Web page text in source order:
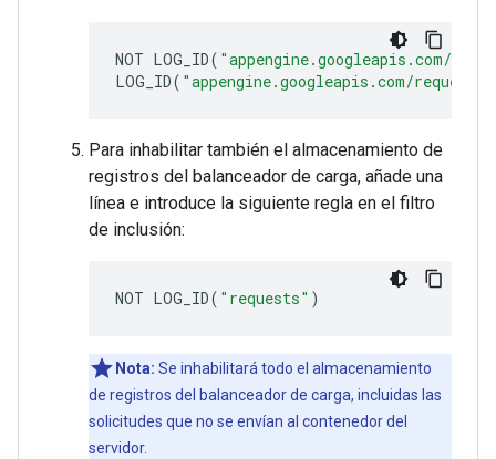
NOT LOG_ID( "appengine.googleapis.com/
LOG_ID( "appengine.googleapis.com/
Para inhabilitar también el almacenamiento de
registros del balanceador de carga, añade una
línea e introduce la siguiente regla en el filtro
de inclusión:
NOT LOG_ID( "requests" )
Nota: Se inhabilitará todo el almacenamiento
de registros del balanceador de carga, incluidas las
solicitudes que no se envían al contenedor del
servidor.